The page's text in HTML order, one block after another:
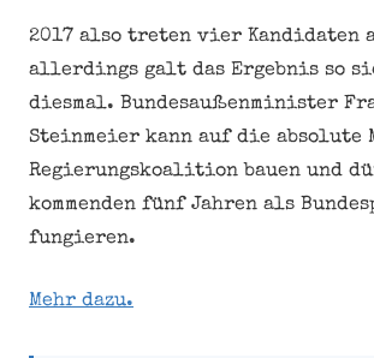
2017 also treten vier Kandidaten
allerdings galt das Ergebnis so
diesmal. Bundesaußenminister
Steinmeier kann auf die absolute
Regierungskoalition bauen und
kommenden fünf Jahren als
fungieren.
Mehr dazu.